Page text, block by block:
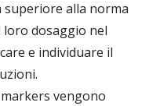
alla norma
dosaggio nel
e individuare il
vengono